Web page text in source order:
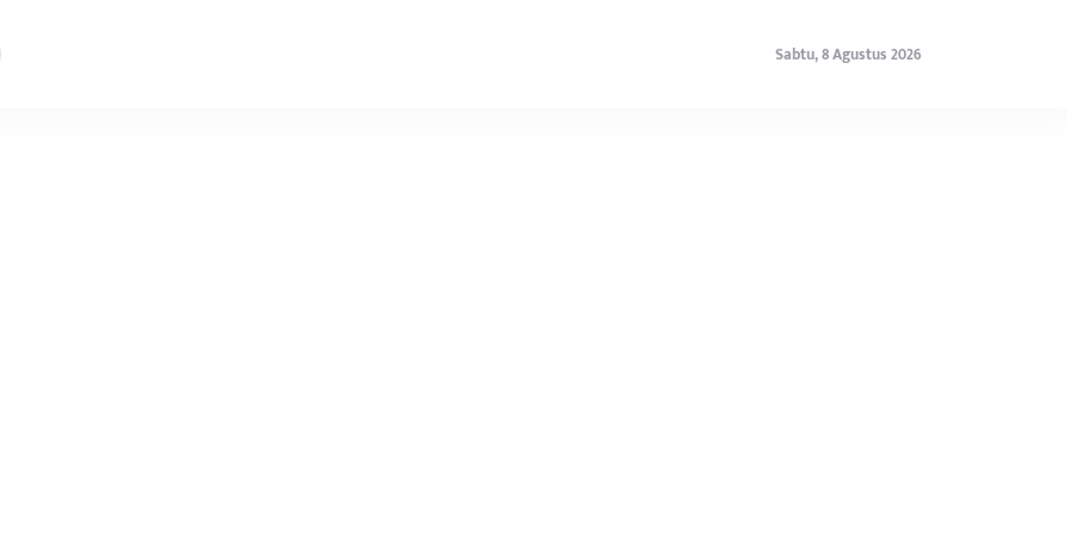
Sabtu, 8 Agustus 2026